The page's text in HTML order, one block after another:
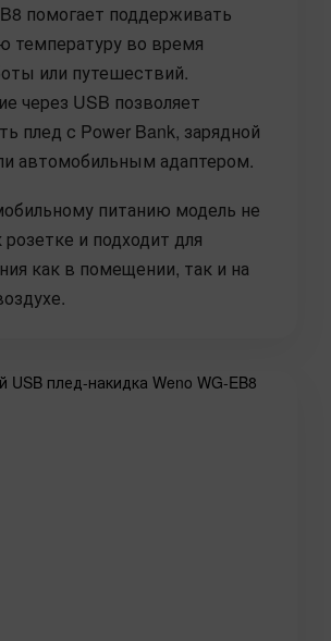
помогает поддерживать
температуру во время
или путешествий.
через USB позволяет
плед с Power Bank, зарядной
автомобильным адаптером.
питанию модель не
розетке и подходит для
как в помещении, так и на